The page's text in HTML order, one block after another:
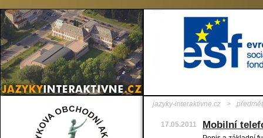
jazyky-interaktivne.cz >
17.05.2011 Mobilní